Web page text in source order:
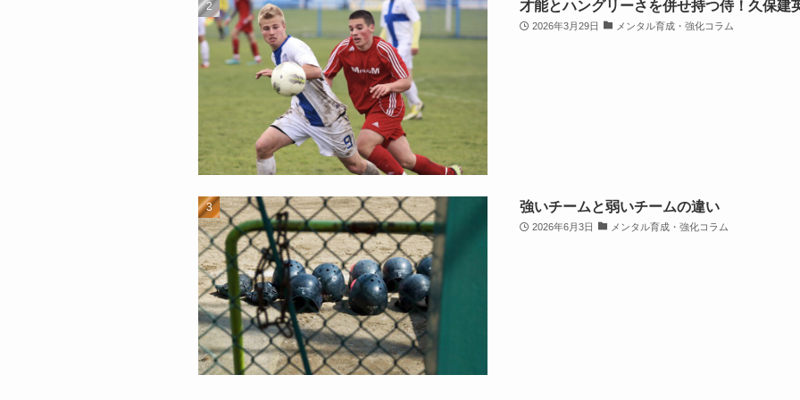
才能とハングリーさを併せ持つ侍！久保建
2026年3月29日 メンタル育成・強化コラム
強いチームと弱いチームの違い
2026年6月3日 メンタル育成・強化コラム